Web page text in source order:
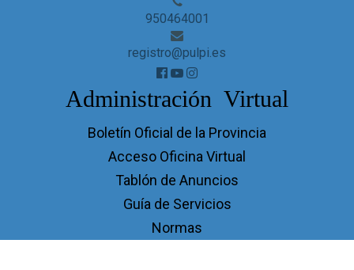
950464001
registro@pulpi.es
Administración Virtual
Boletín Oficial de la Provincia
Acceso Oficina Virtual
Tablón de Anuncios
Guía de Servicios
Normas